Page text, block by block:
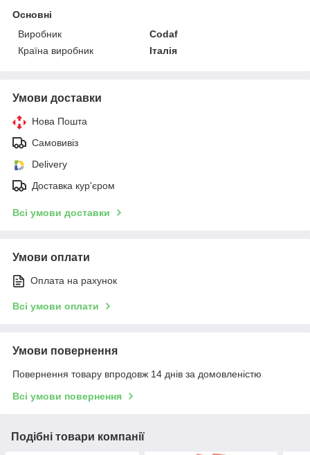
Основні
Виробник
Codaf
Країна виробник
Італія
Умови доставки
Нова Пошта
Самовивіз
Delivery
Доставка кур'єром
Всі умови доставки
Умови оплати
Оплата на рахунок
Всі умови оплати
Умови повернення
Повернення товару впродовж 14 днів за домовленістю
Всі умови повернення
Подібні товари компанії